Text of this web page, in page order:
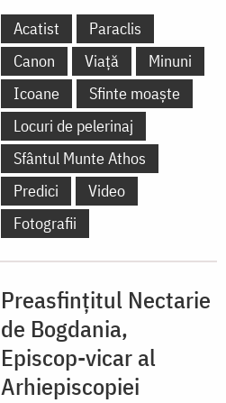
Acatist
Paraclis
Canon
Viață
Minuni
Icoane
Sfinte moaște
Locuri de pelerinaj
Sfântul Munte Athos
Predici
Video
Fotografii
Preasfințitul Nectarie
de Bogdania,
Episcop-vicar al
Arhiepiscopiei